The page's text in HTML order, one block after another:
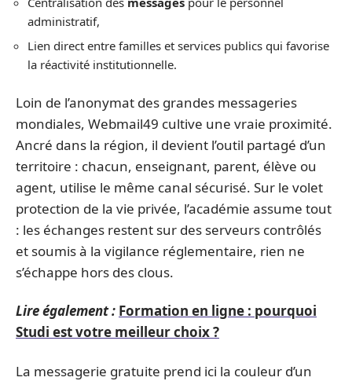
administratif,
Lien direct entre familles et services publics qui favorise
la réactivité institutionnelle.
Loin de l’anonymat des grandes messageries
mondiales, Webmail49 cultive une vraie proximité.
Ancré dans la région, il devient l’outil partagé d’un
territoire : chacun, enseignant, parent, élève ou
agent, utilise le même canal sécurisé. Sur le volet
protection de la vie privée, l’académie assume tout
: les échanges restent sur des serveurs contrôlés
et soumis à la vigilance réglementaire, rien ne
s’échappe hors des clous.
Lire également : Formation en ligne : pourquoi
Studi est votre meilleur choix ?
La messagerie gratuite prend ici la couleur d’un